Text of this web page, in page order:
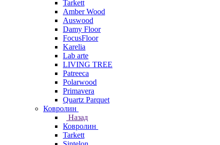
Tarkett
Amber Wood
Auswood
Damy Floor
FocusFloor
Karelia
Lab arte
LIVING TREE
Patreeca
Polarwood
Primavera
Quartz Parquet
Ковролин
Назад
Ковролин
Tarkett